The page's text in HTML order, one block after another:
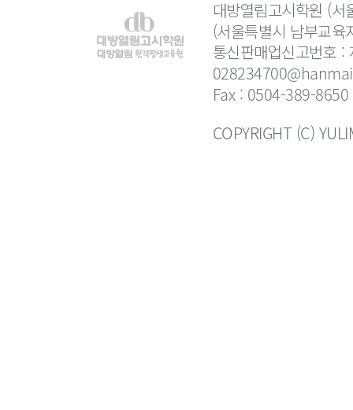
대방열림고시학원 (
(서울특별시 남부교
통신판매업신고번호
Fax : 0504-389-8650
COPYRIGHT (C)